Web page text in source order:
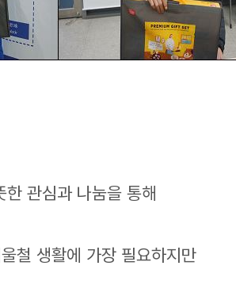
관심과 나눔을 통해
철 생활에 가장 필요하지만